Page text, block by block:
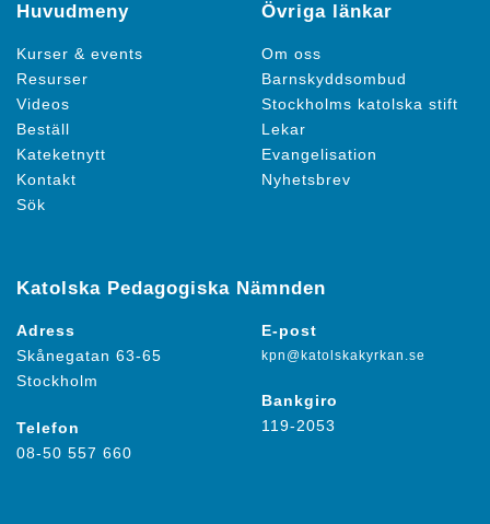
Huvudmeny
Kurser & events
Resurser
Videos
Beställ
Kateketnytt
Kontakt
Sök
Övriga länkar
Om oss
Barnskyddsombud
Stockholms katolska stift
Lekar
Evangelisation
Nyhetsbrev
Katolska Pedagogiska Nämnden
Adress
Skånegatan 63-65
Stockholm
Telefon
08-50 557 660
E-post
kpn@katolskakyrkan.se
Bankgiro
119-2053